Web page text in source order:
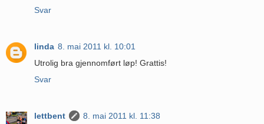
Svar
linda 8. mai 2011 kl. 10:01
Utrolig bra gjennomført løp! Grattis!
Svar
lettbent
8. mai 2011 kl. 11:38